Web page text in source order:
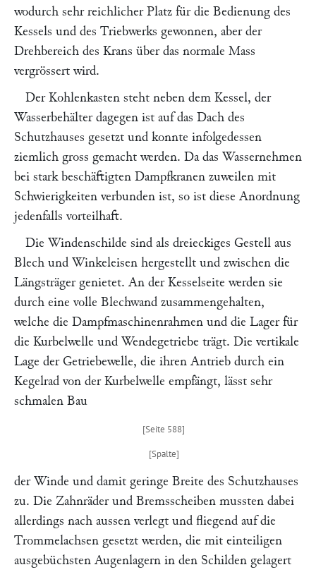
wodurch sehr reichlicher Platz für die Bedienung des
Kessels und des Triebwerks gewonnen, aber der
Drehbereich des Krans über das normale Mass
vergrössert wird.
Der Kohlenkasten steht neben dem Kessel, der
Wasserbehälter dagegen ist auf das Dach des
Schutzhauses gesetzt und konnte infolgedessen
ziemlich gross gemacht werden. Da das Wassernehmen
bei stark beschäftigten Dampfkranen zuweilen mit
Schwierigkeiten verbunden ist, so ist diese Anordnung
jedenfalls vorteilhaft.
Die Windenschilde sind als dreieckiges Gestell aus
Blech und Winkeleisen hergestellt und zwischen die
Längsträger genietet. An der Kesselseite werden sie
durch eine volle Blechwand zusammengehalten,
welche die Dampfmaschinenrahmen und die Lager für
die Kurbelwelle und Wendegetriebe trägt. Die vertikale
Lage der Getriebewelle, die ihren Antrieb durch ein
Kegelrad von der Kurbelwelle empfängt, lässt sehr
schmalen Bau
der Winde und damit geringe Breite des Schutzhauses
zu. Die Zahnräder und Bremsscheiben mussten dabei
allerdings nach aussen verlegt und fliegend auf die
Trommelachsen gesetzt werden, die mit einteiligen
ausgebüchsten Augenlagern in den Schilden gelagert